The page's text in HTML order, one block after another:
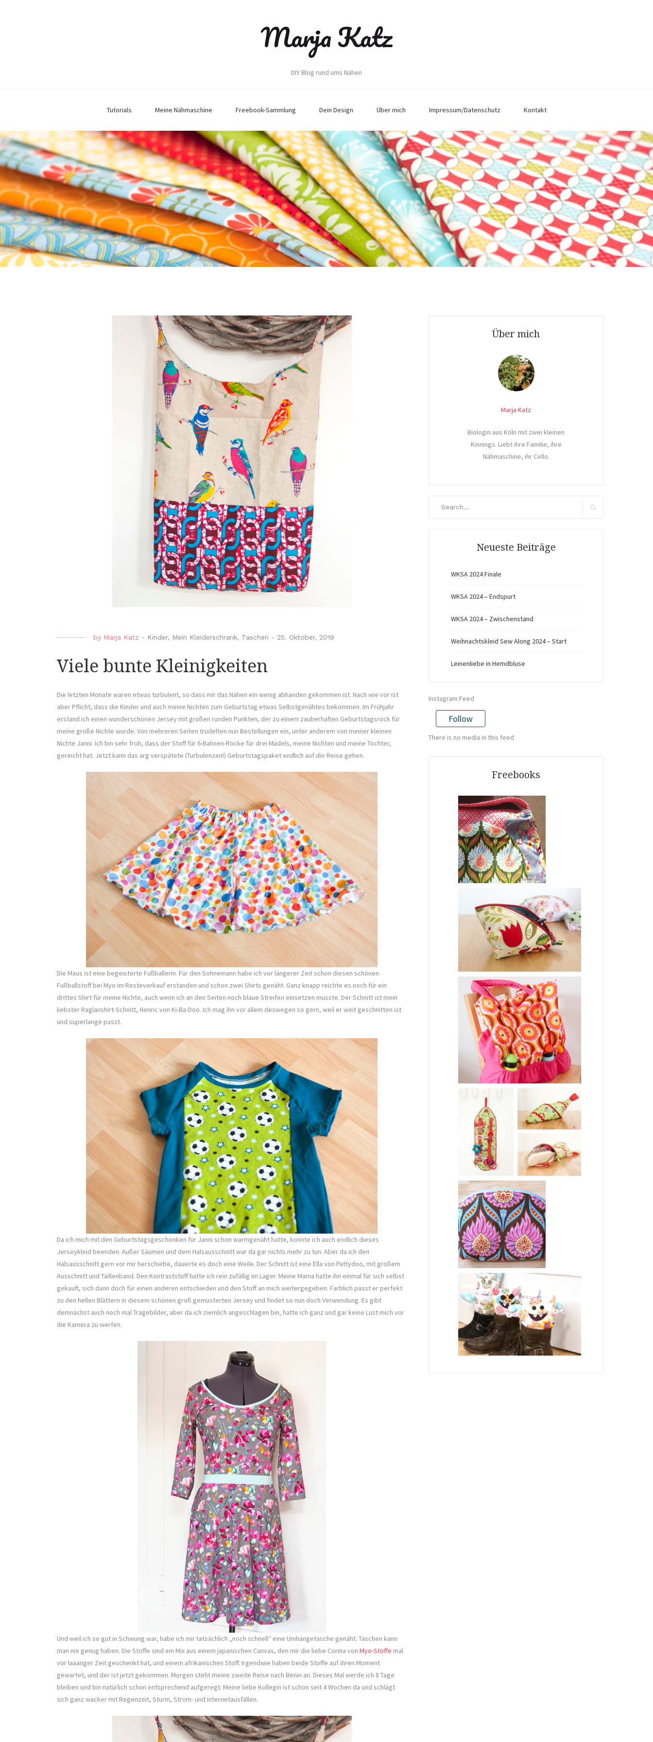
Marja Katz
DIY Blog rund ums Nähen
Tutorials Meine Nähmaschine Freebook-Sammlung Dein Design Über mich Impressum/Datenschutz Kontakt
by Marja Katz - Kinder, Mein Kleiderschrank, Taschen - 25. Oktober, 2019
Viele bunte Kleinigkeiten
Die letzten Monate waren etwas turbulent, so dass mir das Nähen ein wenig abhanden gekommen ist. Nach wie vor ist
aber Pflicht, dass die Kinder und auch meine Nichten zum Geburtstag etwas Selbstgenähtes bekommen. Im Frühjahr
erstand ich einen wunderschönen Jersey mit großen runden Punkten, der zu einem zauberhaften Geburtstagsrock für
meine große Nichte wurde. Von mehreren Seiten trudelten nun Bestellungen ein, unter anderem von meiner kleinen
Nichte Janni. Ich bin sehr froh, dass der Stoff für 6-Bahnen-Röcke für drei Mädels, meine Nichten und meine Tochter,
gereicht hat. Jetzt kann das arg verspätete (Turbulenzen!) Geburtstagspaket endlich auf die Reise gehen.
Die Maus ist eine begeisterte Fußballerin. Für den Sohnemann habe ich vor längerer Zeit schon diesen schönen
Fußballstoff bei Myo im Resteverkauf erstanden und schon zwei Shirts genäht. Ganz knapp reichte es noch für ein
drittes Shirt für meine Nichte, auch wenn ich an den Seiten noch blaue Streifen einsetzen musste. Der Schnitt ist mein
liebster Raglanshirt-Schnitt, Henric von Ki-Ba-Doo. Ich mag ihn vor allem deswegen so gern, weil er weit geschnitten ist
und superlange passt.
Da ich mich mit den Geburtstagsgeschenken für Janni schon warmgenäht hatte, konnte ich auch endlich dieses
Jerseykleid beenden. Außer Säumen und dem Halsausschnitt war da gar nichts mehr zu tun. Aber da ich den
Halsausschnitt gern vor mir herschiebe, dauerte es doch eine Weile. Der Schnitt ist eine Ella von Pattydoo, mit großem
Ausschnitt und Taillenband. Den Kontraststoff hatte ich rein zufällig im Lager. Meine Mama hatte ihn einmal für sich selbst
gekauft, sich dann doch für einen anderen entschieden und den Stoff an mich weitergegeben. Farblich passt er perfekt
zu den hellen Blättern in diesem schönen groß gemusterten Jersey und findet so nun doch Verwendung. Es gibt
demnächst auch noch mal Tragebilder, aber da ich ziemlich angeschlagen bin, hatte ich ganz und gar keine Lust mich vor
die Kamera zu werfen.
Und weil ich so gut in Schwung war, habe ich mir tatsächlich „noch schnell“ eine Umhängetasche genäht. Taschen kann
man nie genug haben. Die Stoffe sind ein Mix aus einem japanischen Canvas, den mir die liebe Corina von Myo-Stoffe mal
vor laaanger Zeit geschenkt hat, und einem afrikanischen Stoff. Irgendwie haben beide Stoffe auf ihren Moment
gewartet, und der ist jetzt gekommen. Morgen steht meine zweite Reise nach Benin an. Dieses Mal werde ich 8 Tage
bleiben und bin natürlich schon entsprechend aufgeregt. Meine liebe Kollegin ist schon seit 4 Wochen da und schlägt
sich ganz wacker mit Regenzeit, Sturm, Strom- und Internetausfällen.
Über mich
Marja Katz
Biologin aus Köln mit zwei kleinen
Kinnings. Liebt ihre Familie, ihre
Nähmaschine, ihr Cello.
Neueste Beiträge
WKSA 2024 Finale
WKSA 2024 – Endspurt
WKSA 2024 – Zwischenstand
Weihnachtskleid Sew Along 2024 – Start
Leinenliebe in Hemdbluse
Instagram Feed
Follow
There is no media in this feed
Freebooks